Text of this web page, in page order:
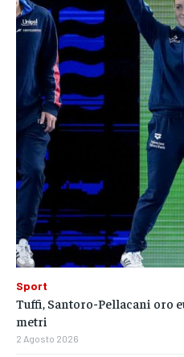
Sport
Tuffi, Santoro-Pellacani oro
metri
2 Agosto 2026